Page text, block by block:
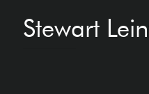
Stewart